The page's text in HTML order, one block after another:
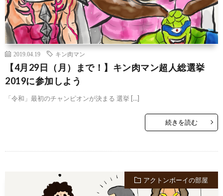
2019.04.19 キン肉マン
【4月29日（月）まで！】キン肉マン超人総選挙
2019に参加しよう
「令和」最初のチャンピオンが決まる 選挙 […]
続きを読む
アクトンボーイの部屋